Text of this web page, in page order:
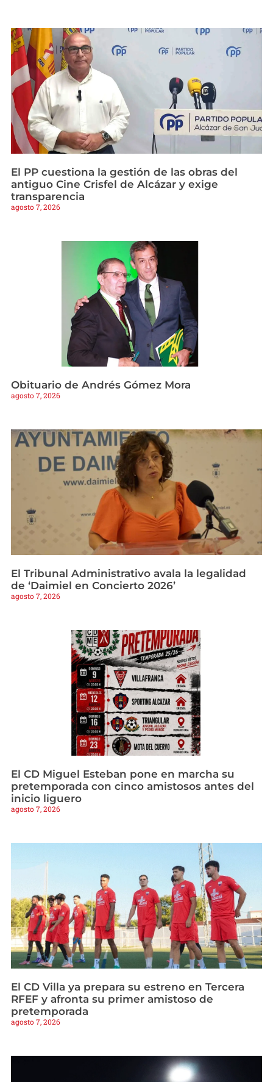
El PP cuestiona la gestión de las obras del
antiguo Cine Crisfel de Alcázar y exige
transparencia
agosto 7, 2026
Obituario de Andrés Gómez Mora
agosto 7, 2026
El Tribunal Administrativo avala la legalidad
de ‘Daimiel en Concierto 2026’
agosto 7, 2026
El CD Miguel Esteban pone en marcha su
pretemporada con cinco amistosos antes del
inicio liguero
agosto 7, 2026
El CD Villa ya prepara su estreno en Tercera
RFEF y afronta su primer amistoso de
pretemporada
agosto 7, 2026